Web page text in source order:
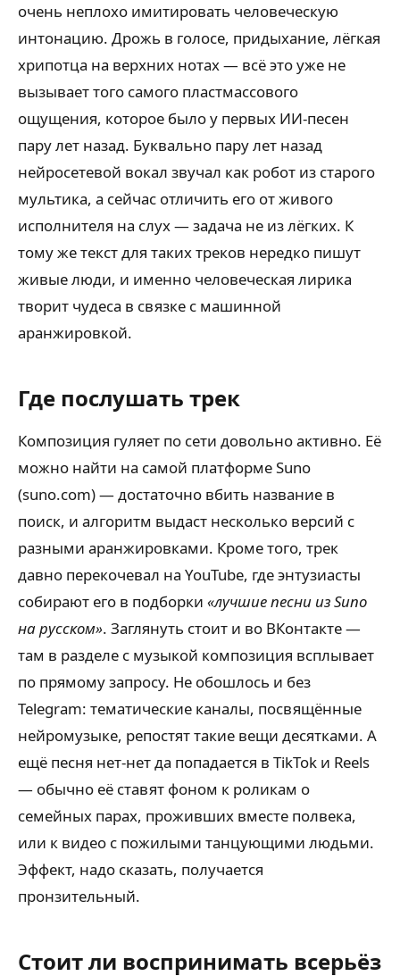
очень неплохо имитировать человеческую
интонацию. Дрожь в голосе, придыхание, лёгкая
хрипотца на верхних нотах — всё это уже не
вызывает того самого пластмассового
ощущения, которое было у первых ИИ-песен
пару лет назад. Буквально пару лет назад
нейросетевой вокал звучал как робот из старого
мультика, а сейчас отличить его от живого
исполнителя на слух — задача не из лёгких. К
тому же текст для таких треков нередко пишут
живые люди, и именно человеческая лирика
творит чудеса в связке с машинной
аранжировкой.
Где послушать трек
Композиция гуляет по сети довольно активно. Её
можно найти на самой платформе Suno
(suno.com) — достаточно вбить название в
поиск, и алгоритм выдаст несколько версий с
разными аранжировками. Кроме того, трек
давно перекочевал на YouTube, где энтузиасты
собирают его в подборки «лучшие песни из Suno
на русском». Заглянуть стоит и во ВКонтакте —
там в разделе с музыкой композиция всплывает
по прямому запросу. Не обошлось и без
Telegram: тематические каналы, посвящённые
нейромузыке, репостят такие вещи десятками. А
ещё песня нет-нет да попадается в TikTok и Reels
— обычно её ставят фоном к роликам о
семейных парах, проживших вместе полвека,
или к видео с пожилыми танцующими людьми.
Эффект, надо сказать, получается
пронзительный.
Стоит ли воспринимать всерьёз